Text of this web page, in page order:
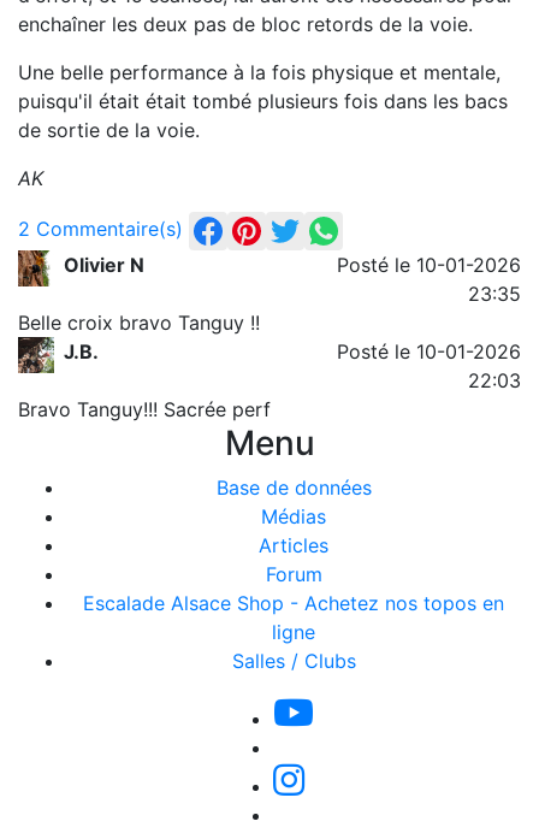
enchaîner les deux pas de bloc retords de la voie.
Une belle performance à la fois physique et mentale,
puisqu'il était était tombé plusieurs fois dans les bacs
de sortie de la voie.
AK
2 Commentaire(s)
Olivier N
Posté le 10-01-2026
23:35
Belle croix bravo Tanguy !!
J.B.
Posté le 10-01-2026
22:03
Bravo Tanguy!!! Sacrée perf
Menu
Base de données
Médias
Articles
Forum
Escalade Alsace Shop - Achetez nos topos en
ligne
Salles / Clubs